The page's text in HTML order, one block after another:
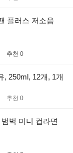
플러스 저소음
추천 0
, 250ml, 12개, 1개
추천 0
벅 미니 컵라면